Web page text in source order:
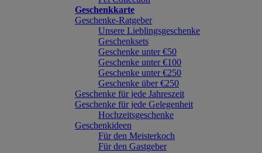
Geschenkkarte
Geschenke-Ratgeber
Unsere Lieblingsgeschenke
Geschenksets
Geschenke unter €50
Geschenke unter €100
Geschenke unter €250
Geschenke über €250
Geschenke für jede Jahreszeit
Geschenke für jede Gelegenheit
Hochzeitsgeschenke
Geschenkideen
Für den Meisterkoch
Für den Gastgeber